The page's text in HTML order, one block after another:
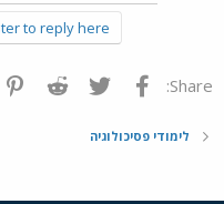
to reply here.
Share: פייסבוק Twitter
Reddit
לימודי פסיכולוגיה